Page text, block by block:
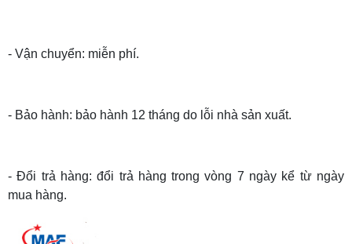
- Vận chuyển: miễn phí.
- Bảo hành: bảo hành 12 tháng do lỗi nhà sản xuất.
- Đổi trả hàng: đổi trả hàng trong vòng 7 ngày kể từ ngày
mua hàng.